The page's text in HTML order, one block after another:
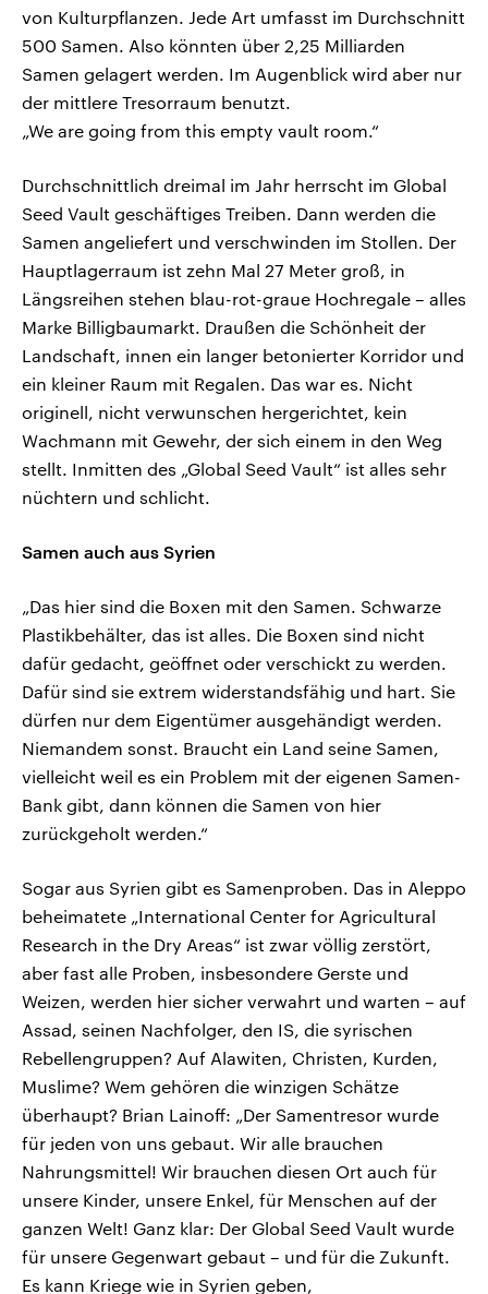
von Kulturpflanzen. Jede Art umfasst im Durchschnitt
500 Samen. Also könnten über 2,25 Milliarden
Samen gelagert werden. Im Augenblick wird aber nur
der mittlere Tresorraum benutzt.
„We are going from this empty vault room.“
Durchschnittlich dreimal im Jahr herrscht im Global
Seed Vault geschäftiges Treiben. Dann werden die
Samen angeliefert und verschwinden im Stollen. Der
Hauptlagerraum ist zehn Mal 27 Meter groß, in
Längsreihen stehen blau-rot-graue Hochregale – alles
Marke Billigbaumarkt. Draußen die Schönheit der
Landschaft, innen ein langer betonierter Korridor und
ein kleiner Raum mit Regalen. Das war es. Nicht
originell, nicht verwunschen hergerichtet, kein
Wachmann mit Gewehr, der sich einem in den Weg
stellt. Inmitten des „Global Seed Vault“ ist alles sehr
nüchtern und schlicht.
Samen auch aus Syrien
„Das hier sind die Boxen mit den Samen. Schwarze
Plastikbehälter, das ist alles. Die Boxen sind nicht
dafür gedacht, geöffnet oder verschickt zu werden.
Dafür sind sie extrem widerstandsfähig und hart. Sie
dürfen nur dem Eigentümer ausgehändigt werden.
Niemandem sonst. Braucht ein Land seine Samen,
vielleicht weil es ein Problem mit der eigenen Samen-
Bank gibt, dann können die Samen von hier
zurückgeholt werden.“
Sogar aus Syrien gibt es Samenproben. Das in Aleppo
beheimatete „International Center for Agricultural
Research in the Dry Areas“ ist zwar völlig zerstört,
aber fast alle Proben, insbesondere Gerste und
Weizen, werden hier sicher verwahrt und warten – auf
Assad, seinen Nachfolger, den IS, die syrischen
Rebellengruppen? Auf Alawiten, Christen, Kurden,
Muslime? Wem gehören die winzigen Schätze
überhaupt? Brian Lainoff: „Der Samentresor wurde
für jeden von uns gebaut. Wir alle brauchen
Nahrungsmittel! Wir brauchen diesen Ort auch für
unsere Kinder, unsere Enkel, für Menschen auf der
ganzen Welt! Ganz klar: Der Global Seed Vault wurde
für unsere Gegenwart gebaut – und für die Zukunft.
Es kann Kriege wie in Syrien geben,